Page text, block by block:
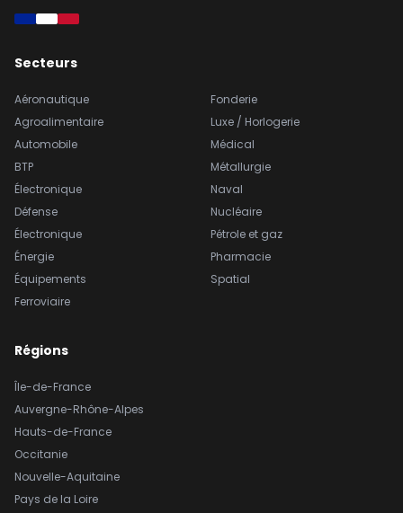
Secteurs
Aéronautique
Agroalimentaire
Automobile
BTP
Électronique
Défense
Électronique
Énergie
Équipements
Ferroviaire
Fonderie
Luxe / Horlogerie
Médical
Métallurgie
Naval
Nucléaire
Pétrole et gaz
Pharmacie
Spatial
Régions
Île-de-France
Auvergne-Rhône-Alpes
Hauts-de-France
Occitanie
Nouvelle-Aquitaine
Pays de la Loire